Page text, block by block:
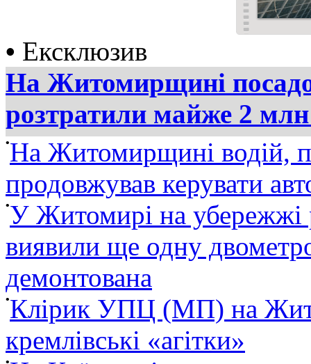
• Ексклюзив
На Житомирщині
розтратили майже 2
•На Житомирщині водій,
продовжував керувати
•У Житомирі на убережжі
виявили ще одну
демонтована
•Клірик УПЦ (МП) на
кремлівські «агітки»
•